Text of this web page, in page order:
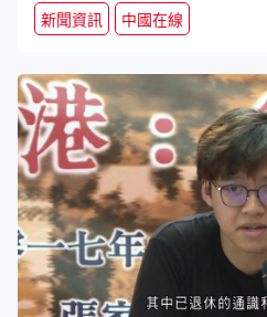
新聞資訊 中國在線